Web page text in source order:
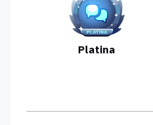
Platina